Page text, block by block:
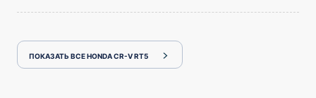
ПОКАЗАТЬ ВСЕ HONDA CR-V RT5